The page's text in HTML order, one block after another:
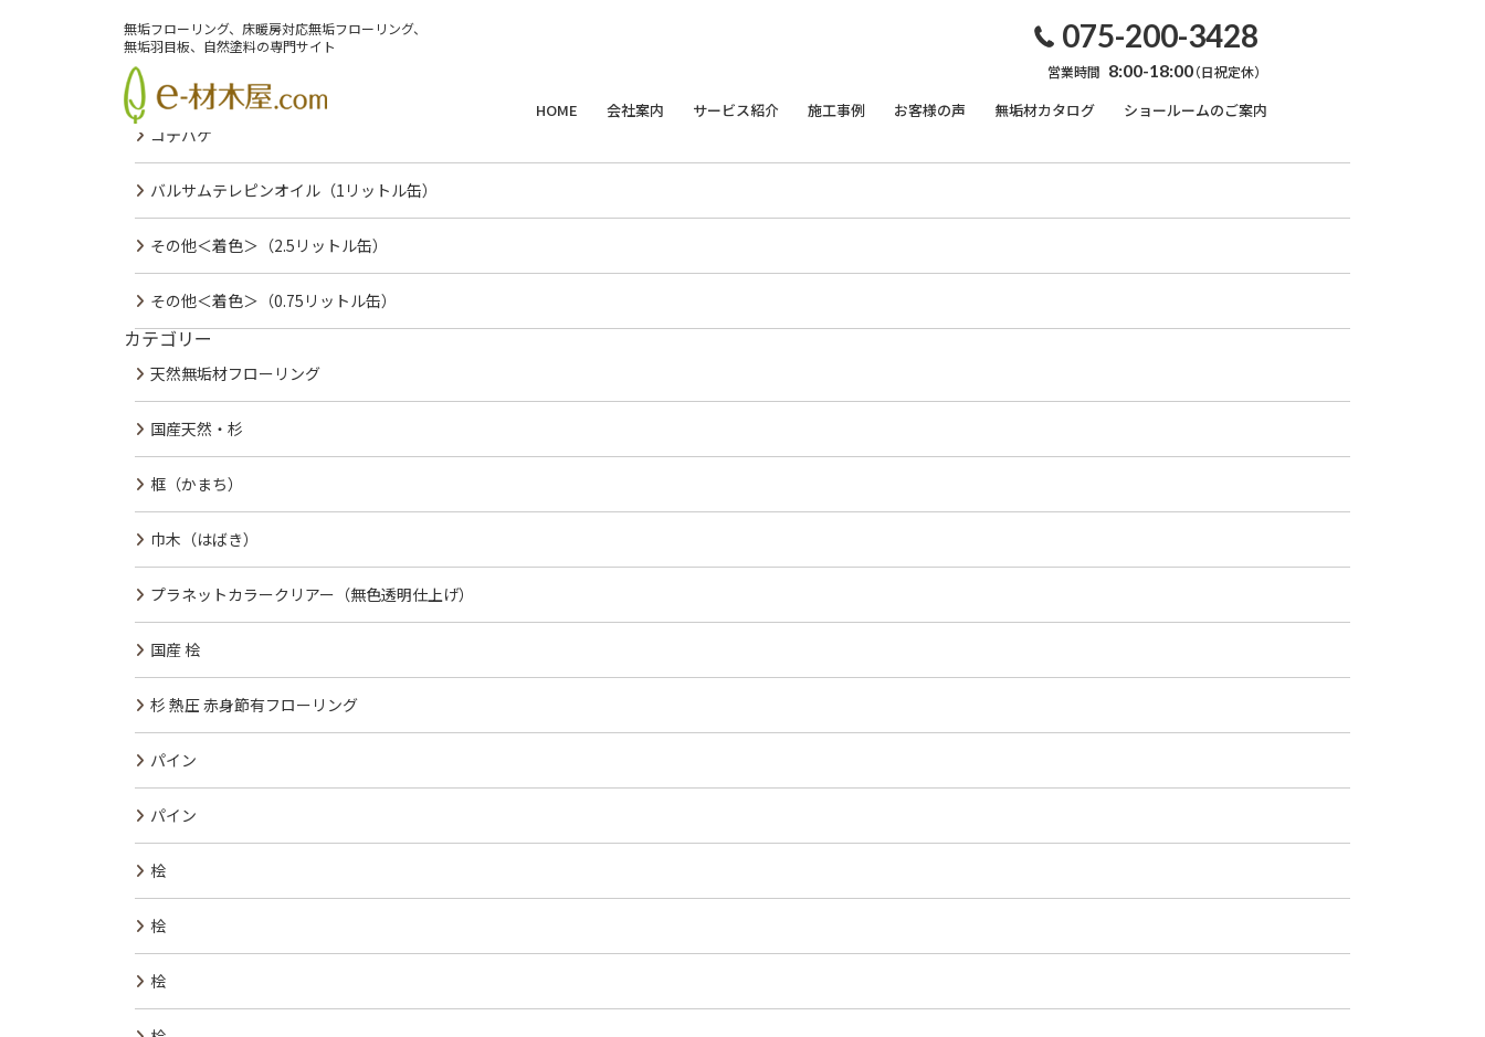
無垢フローリング、床暖房対応無垢フローリング、
無垢羽目板、自然塗料の専門サイト
075-200-3428
営業時間 8:00-18:00（日祝定休）
HOME 会社案内
会社案内
材木屋から総合住宅企業への進化の物語
サービス紹介
サービス紹介
オーダーメイド家具・インテリア
無垢材のお手入れ
施工事例
施工事例
リフォーム
お客様の声 無垢材カタログ
無垢材カタログ
床暖房対応無垢材フローリング
天然オイルワックス
ショールームのご案内
NEXT
最近の投稿
コテバケスペアー
コテバケ
バルサムテレピンオイル（1リットル缶）
その他＜着色＞（2.5リットル缶）
その他＜着色＞（0.75リットル缶）
カテゴリー
天然無垢材フローリング
国産天然・杉
框（かまち）
巾木（はばき）
プラネットカラークリアー（無色透明仕上げ）
国産 桧
杉 熱圧 赤身節有フローリング
パイン
パイン
桧
桧
桧